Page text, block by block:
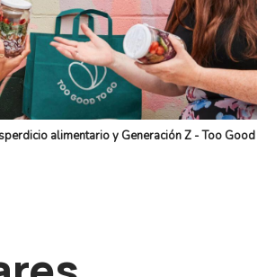
alimentario y Generación Z - Too Good